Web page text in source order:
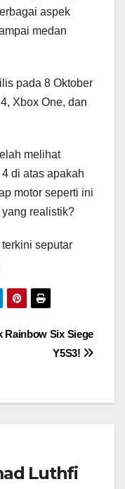
aspek
medan
pada 8 Oktober
Xbox One, dan
melihat
di atas apakah
motor seperti ini
realistik?
seputar
Rainbow Six Siege
Y5S3!
Luthfi